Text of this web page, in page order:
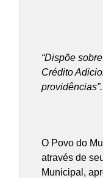
“Dispõe
Crédito
providências”.
O Povo do
através de
Municipal,